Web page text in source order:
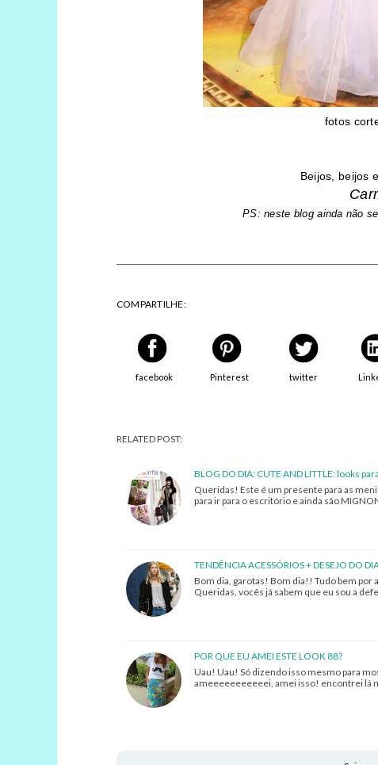
fotos
Beijos, beijos
PS: neste blog ainda não
COMPARTILHE:
facebook Pinterest twitter
RELATED POST:
BLOG DO DIA: CUTE AND LITTLE: looks
Queridas! Este é um presente para as
para ir para o escritório e ainda são
TENDÊNCIA ACESSÓRIOS + DESEJO DO
Bom dia, garotas! Bom dia!! Tudo bem por
Queridas, vocês já sabem que eu sou a
POR QUE EU AMEI ESTE LOOK 88?
Uau! Uau! Só dizendo isso mesmo para
ameeeeeeeeeeei, amei isso! encontrei lá